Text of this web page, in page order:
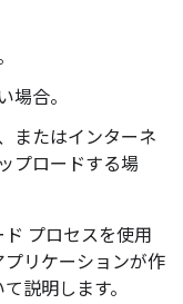
場合。
またはインターネ
プロードする場
プロセスを使用
リケーションが作
説明します。